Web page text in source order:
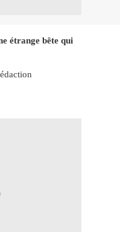
étrange bête qui